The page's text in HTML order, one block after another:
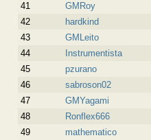
41
GMRoy
42
hardkind
43
GMLeito
44
Instrumentista
45
pzurano
46
sabroson02
47
GMYagami
48
Ronflex666
49
mathematico